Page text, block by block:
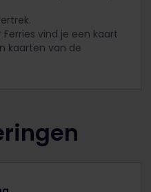
vind je een kaart
kaarten van de